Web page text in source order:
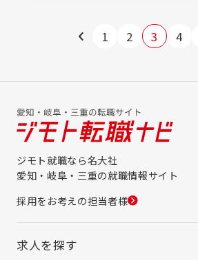
1 2 3 4
ジモト就職なら名大社
愛知・岐阜・三重の就職情報サイト
採用をお考えの担当者様
求人を探す